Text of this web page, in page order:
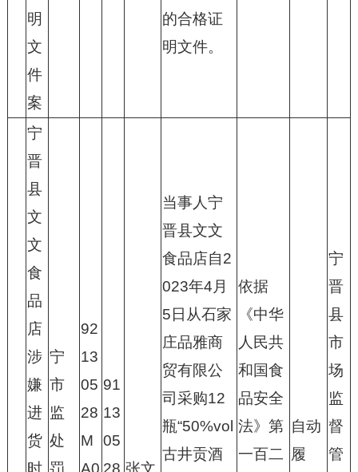
明
文
件
案
的合格证
明文件。
宁
晋
县
文
文
食
品
店
涉
嫌
进
货
时
宁
市
监
处
罚
92
13
05
28
M
A0
91
13
05
28 张文
当事人宁
晋县文文
食品店自2
023年4月
5日从石家
庄品雅商
贸有限公
司采购12
瓶“50%vol
古井贡酒
依据
《中华
人民共
和国食
品安全
法》第
一百二
自动
履
宁
晋
县
市
场
监
督
管